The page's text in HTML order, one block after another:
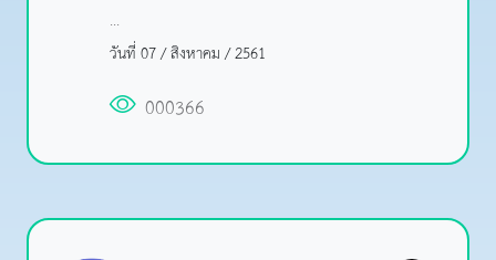
...
วันที่ 07 / สิงหาคม / 2561
000366